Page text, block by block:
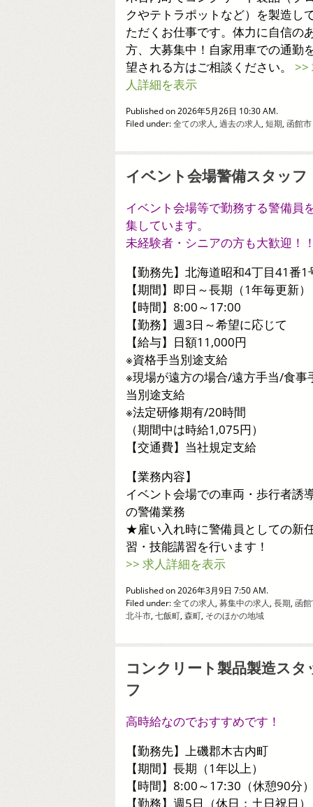
クやテトラポットなど）を製造し
ただくお仕事です。体力に自信の
方、大募集中！自家用車での通勤
望される方はご相談ください。 >>
人詳細を表示
Published on 2026年5月26日 10:30 AM.
Filed under:全ての求人, 過去の求人, 短期, 函館市
イベント会場警備スタッフ
イベント会場等で勤務する警備員
集しています。
未経験者・シニアの方も大歓迎！
【勤務先】北海道昭和4丁目41番1
【期間】即日～長期（1年毎更新）
【時間】8:00～17:00
【勤務】週3日～希望に応じて
【給与】日額11,000円
※資格手当別途支給
※現場が遠方の場合/遠方手当/食事
当別途支給
※法定研修期有/20時間
（期間中は時給1,075円）
【交通費】当社規定支給
【業務内容】
イベント会場での車両・歩行者誘
の警備業務
★雇い入れ時に警備員としての新
習・技能講習を行います！
>> 求人詳細を表示
Published on 2026年3月9日 7:50 AM.
Filed under:全ての求人, 募集中の求人, 長期, 函
北斗市, 七飯町, 森町, そのほかの地域
コンクリート製品製造スタ
フ
高時給なのでおすすめです！
【勤務先】上磯郡木古内町
【期間】長期（1年以上）
【時間】8:00～17:30（休憩90分
【勤務】週5日（休日：土日祝日）